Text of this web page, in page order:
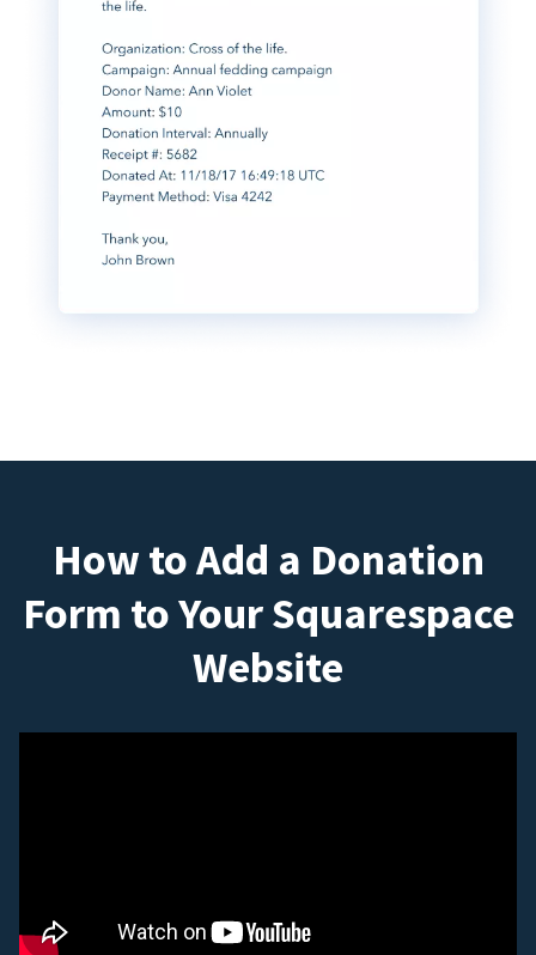
How to Add a Donation
Form to Your Squarespace
Website